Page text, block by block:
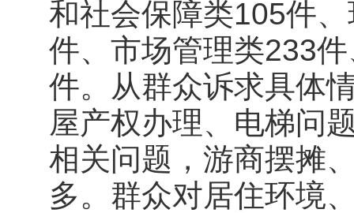
和社会保障类105件
件、市场管理类233
件。从群众诉求具体
屋产权办理、电梯问
相关问题，游商摆摊
多。群众对居住环境